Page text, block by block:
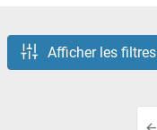
Afficher les filtres